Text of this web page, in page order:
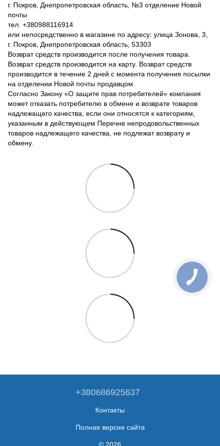
г. Покров, Днепропетровская область, №3 отделение Новой
почты
тел. +380988116914
или непосредственно в магазине по адресу: улица Зонова, 3,
г. Покров, Днепропетровская область, 53303
Возврат средств производится после получения товара.
Возврат средств производится на карту. Возврат средств
производится в течение 2 дней с момента получения посылки
на отделении Новой почты продавцом.
Согласно Закону «О защите прав потребителей» компания
может отказать потребителю в обмене и возврате товаров
надлежащего качества, если они относятся к категориям,
указанным в действующем Перечне непродовольственных
товаров надлежащего качества, не подлежат возврату и
обмену.
+380686925637
Контакты
Полная версия сайта